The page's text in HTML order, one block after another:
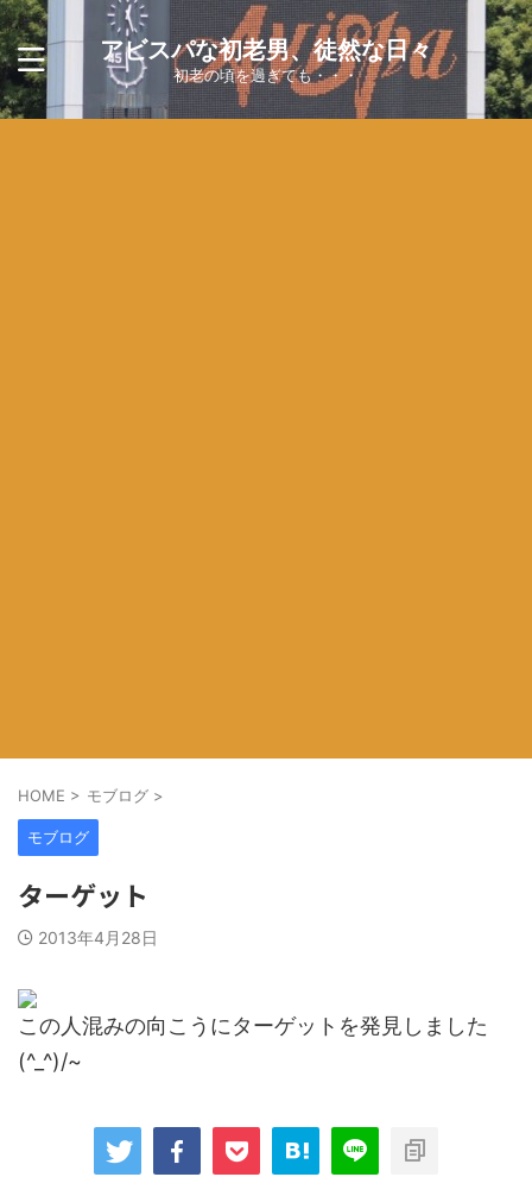
アビスパな初老男、徒然な日々
初老の頃を過ぎても・・・
HOME > モブログ >
モブログ
ターゲット
2013年4月28日
この人混みの向こうにターゲットを発見しました
(^_^)/~